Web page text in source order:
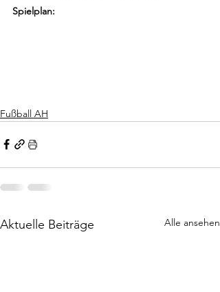
Spielplan:
Fußball AH
Aktuelle Beiträge Alle ansehen